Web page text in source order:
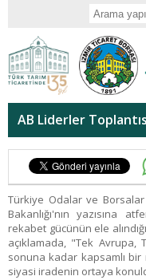
AB Liderler
Türkiye Odalar ve Borsalar
Bakanlığı'nın yazısına
rekabet gücünün ele
açıklamada, "Tek Avrupa,
sonuna kadar kapsamlı
siyasi iradenin ortaya